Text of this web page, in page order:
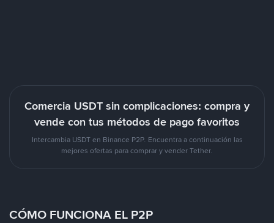
Comercia USDT sin complicaciones: compra y
vende con tus métodos de pago favoritos
Intercambia USDT en Binance P2P. Encuentra a continuación las
mejores ofertas para comprar y vender Tether.
CÓMO FUNCIONA EL P2P